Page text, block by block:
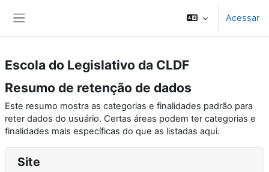
Acessar
Escola do Legislativo da CLDF
Resumo de retenção de dados
Este resumo mostra as categorias e finalidades padrão para
reter dados do usuário. Certas áreas podem ter categorias e
finalidades mais específicas do que as listadas aqui.
Site